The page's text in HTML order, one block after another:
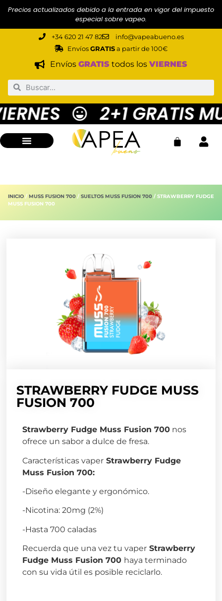
Precios actualizados debido a la entrada en vigor del impuesto
especial sobre vapeo.
+34 620 21 47 82
info@vapeabueno.es
EnvíosGRATISa partir de 100€
EnvíosGRATIS todos losVIERNES
2+1 GRATIS
INICIO / MUSS FUSION 700 / SUELTOS MUSS FUSION 700 / STRAWBERRY FUDGE
MUSS FUSION 700
STRAWBERRY FUDGE MUSS
FUSION 700
Strawberry Fudge Muss Fusion 700nos
ofrece un sabor a dulce de fresa.
Características vaperStrawberry Fudge
Muss Fusion 700:
-Diseño elegante y ergonómico.
-Nicotina: 20mg (2%)
-Hasta 700 caladas
Recuerda que una vez tu vaperStrawberry
Fudge Muss Fusion 700 haya terminado
con su vida útil es posible reciclarlo.